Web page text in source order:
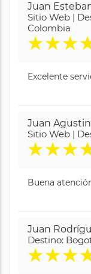
Juan
Sitio Web |
Colombia
★★★
Excelente
Juan
Sitio Web |
★★★
Buena
Juan
Destino:
★★★